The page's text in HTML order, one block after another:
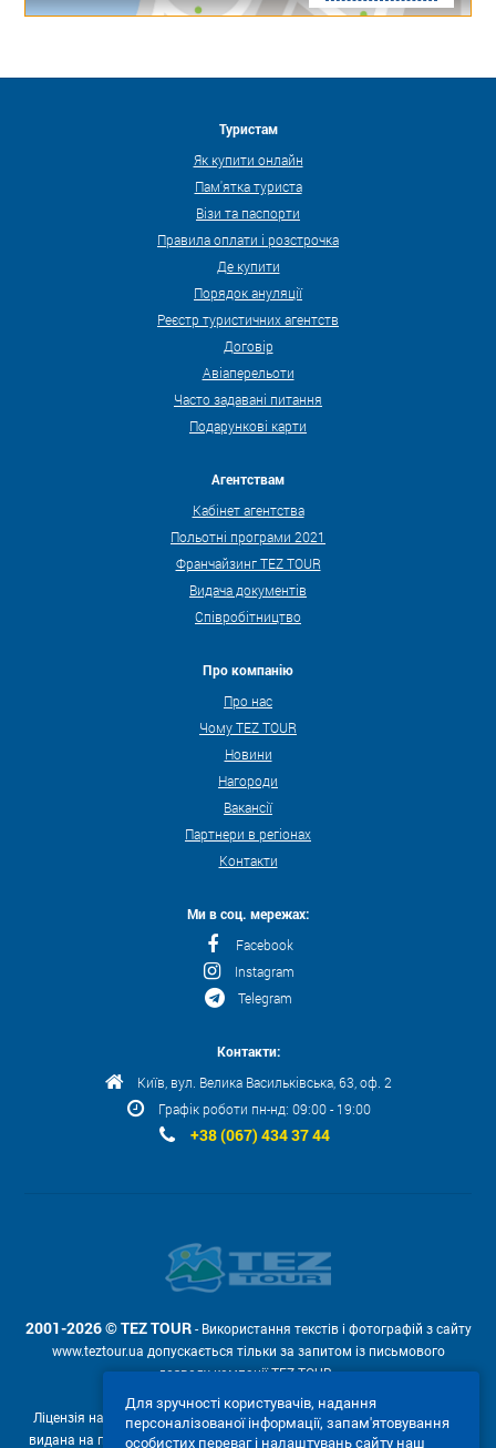
Туристам
Як купити онлайн
Пам'ятка туриста
Візи та паспорти
Правила оплати і розстрочка
Де купити
Порядок ануляції
Реєстр туристичних агентств
Договір
Авіаперельоти
Часто задавані питання
Подарункові карти
Агентствам
Кабінет агентства
Польотні програми 2021
Франчайзинг TEZ TOUR
Видача документів
Співробітництво
Про компанію
Про нас
Чому TEZ TOUR
Новини
Нагороди
Вакансії
Партнери в регіонах
Контакти
Ми в соц. мережах:
Facebook
Instagram
Telegram
Контакти:
Київ, вул. Велика Васильківська, 63, оф. 2
Графік роботи пн-нд: 09:00 - 19:00
+38 (067) 434 37 44
2001-2026 © TEZ TOUR - Використання текстів і фотографій з сайту
www.teztour.ua допускається тільки за запитом із письмового
дозволу компанії TEZ TOUR .
Ліцензія на провадження туроператорської діяльності АВ №566448
видана на підставі рішення Державної служби туризму і курортів від
Для зручності користувачів, надання
персоналізованої інформації, запам'ятовування
особистих переваг і налаштувань сайту наш